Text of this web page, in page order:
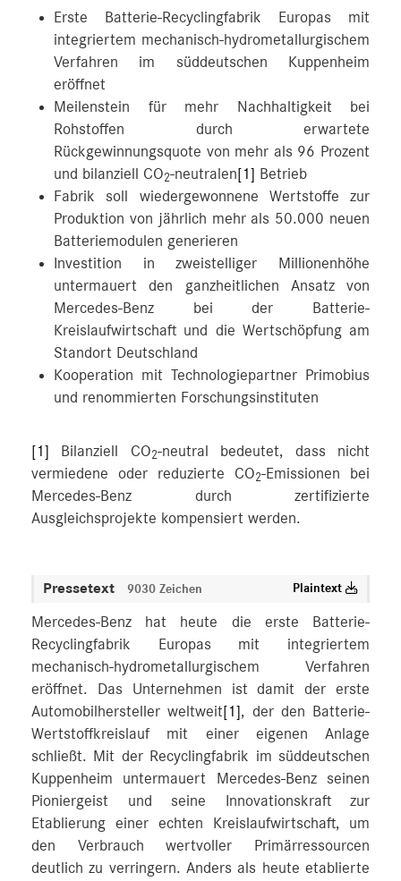
Erste Batterie-Recyclingfabrik Europas mit
integriertem mechanisch-hydrometallurgischem
Verfahren im süddeutschen Kuppenheim
eröffnet
Meilenstein für mehr Nachhaltigkeit bei
Rohstoffen durch erwartete
Rückgewinnungsquote von mehr als 96 Prozent
und bilanziell CO2-neutralen[1] Betrieb
Fabrik soll wiedergewonnene Wertstoffe zur
Produktion von jährlich mehr als 50.000 neuen
Batteriemodulen generieren
Investition in zweistelliger Millionenhöhe
untermauert den ganzheitlichen Ansatz von
Mercedes-Benz bei der Batterie-
Kreislaufwirtschaft und die Wertschöpfung am
Standort Deutschland
Kooperation mit Technologiepartner Primobius
und renommierten Forschungsinstituten
[1] Bilanziell CO2-neutral bedeutet, dass nicht
vermiedene oder reduzierte CO2-Emissionen bei
Mercedes-Benz durch zertifizierte
Ausgleichsprojekte kompensiert werden.
Pressetext 9030 Zeichen Plaintext
Mercedes-Benz hat heute die erste Batterie-
Recyclingfabrik Europas mit integriertem
mechanisch-hydrometallurgischem Verfahren
eröffnet. Das Unternehmen ist damit der erste
Automobilhersteller weltweit[1], der den Batterie-
Wertstoffkreislauf mit einer eigenen Anlage
schließt. Mit der Recyclingfabrik im süddeutschen
Kuppenheim untermauert Mercedes-Benz seinen
Pioniergeist und seine Innovationskraft zur
Etablierung einer echten Kreislaufwirtschaft, um
den Verbrauch wertvoller Primärressourcen
deutlich zu verringern. Anders als heute etablierte